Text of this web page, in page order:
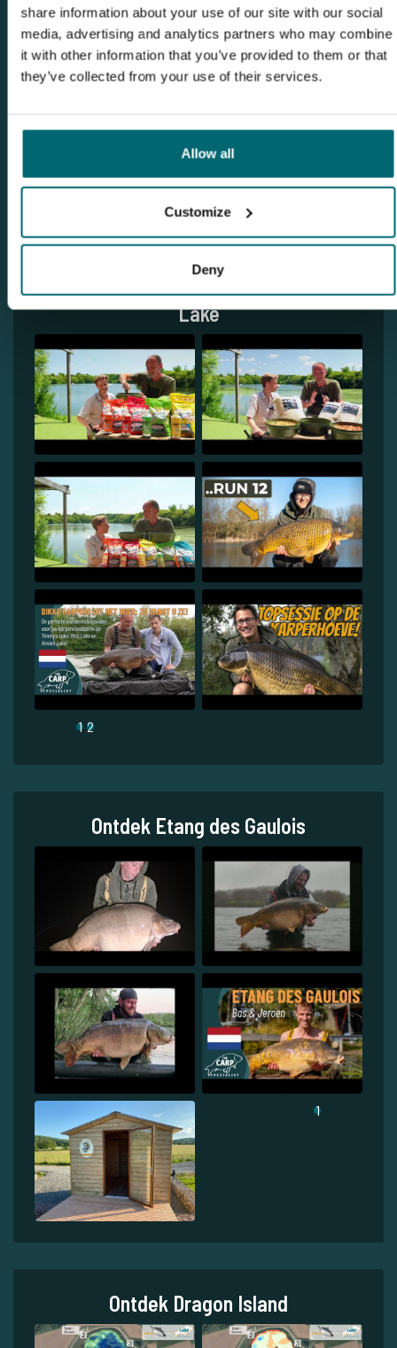
share information about your use of our site with our social
media, advertising and analytics partners who may combine
it with other information that you’ve provided to them or that
they’ve collected from your use of their services.
Allow all
Customize
Deny
1
Ontdek De Karperhoeve - Timmy's
Lake
1 2
Ontdek Etang des Gaulois
1
Ontdek Dragon Island